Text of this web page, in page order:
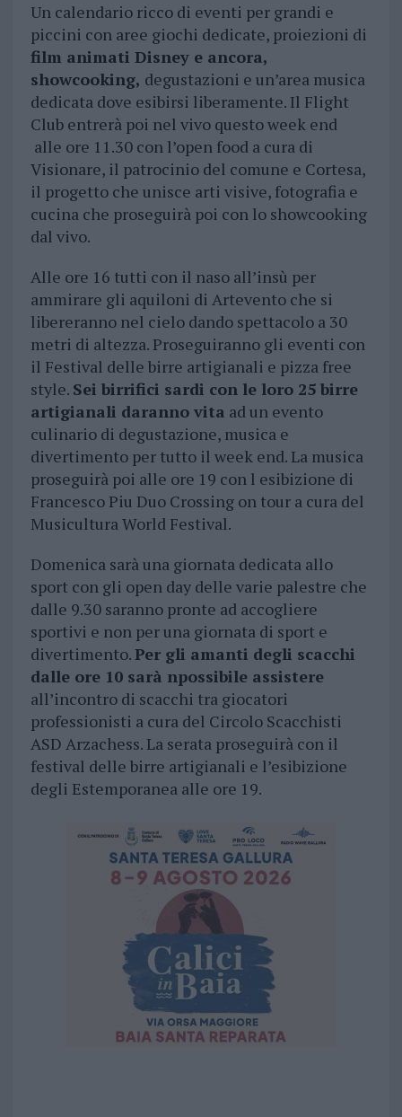
Un calendario ricco di eventi per grandi e
piccini con aree giochi dedicate, proiezioni di
film animati Disney e ancora,
showcooking, degustazioni e un’area musica
dedicata dove esibirsi liberamente. Il Flight
Club entrerà poi nel vivo questo week end
alle ore 11.30 con l’open food a cura di
Visionare, il patrocinio del comune e Cortesa,
il progetto che unisce arti visive, fotografia e
cucina che proseguirà poi con lo showcooking
dal vivo.
Alle ore 16 tutti con il naso all’insù per
ammirare gli aquiloni di Artevento che si
libereranno nel cielo dando spettacolo a 30
metri di altezza. Proseguiranno gli eventi con
il Festival delle birre artigianali e pizza free
style. Sei birrifici sardi con le loro 25 birre
artigianali daranno vita ad un evento
culinario di degustazione, musica e
divertimento per tutto il week end. La musica
proseguirà poi alle ore 19 con l esibizione di
Francesco Piu Duo Crossing on tour a cura del
Musicultura World Festival.
Domenica sarà una giornata dedicata allo
sport con gli open day delle varie palestre che
dalle 9.30 saranno pronte ad accogliere
sportivi e non per una giornata di sport e
divertimento.Per gli amanti degli scacchi
dalle ore 10 sarà npossibile assistere
all’incontro di scacchi tra giocatori
professionisti a cura del Circolo Scacchisti
ASD Arzachess. La serata proseguirà con il
festival delle birre artigianali e l’esibizione
degli Estemporanea alle ore 19.